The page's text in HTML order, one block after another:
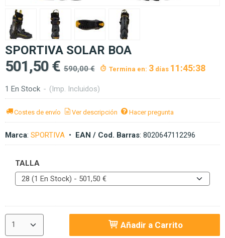
SPORTIVA SOLAR BOA
501,50 € 590,00 € Termina en: 3 días 11:45:37
1 En Stock - (Imp. Incluidos)
Costes de envío Ver descripción Hacer pregunta
Marca: SPORTIVA • EAN / Cod. Barras: 8020647112296
TALLA
Añadir a Carrito